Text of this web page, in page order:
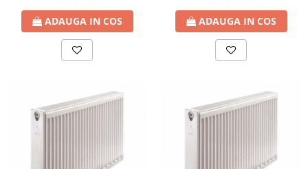
Radiatoare/Calorifere Brise
Heizkorper
Radiatoare de baie Portprosop
RADIATOARE DE BAIE DIN OTEL
PURMO
Radiatoare din aluminiu Vox Extra
ADAUGA IN COS ADAUGA IN COS